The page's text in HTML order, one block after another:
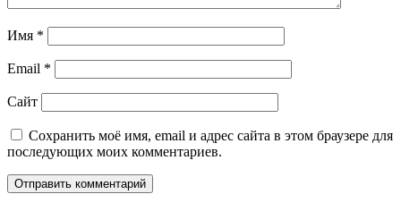
Имя *
Email *
Сайт
Сохранить моё имя, email и адрес сайта в этом браузере для
последующих моих комментариев.